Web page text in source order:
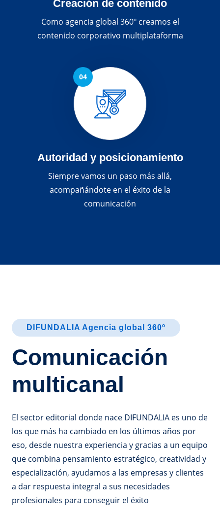
Creación de contenido
Como agencia global 360º creamos el
contenido corporativo multiplataforma
Autoridad y posicionamiento
Siempre vamos un paso más allá,
acompañándote en el éxito de la
comunicación
DIFUNDALIA Agencia global 360º
Comunicación
multicanal
El sector editorial donde nace DIFUNDALIA es uno de
los que más ha cambiado en los últimos años por
eso, desde nuestra experiencia y gracias a un equipo
que combina pensamiento estratégico, creatividad y
especialización, ayudamos a las empresas y clientes
a dar respuesta integral a sus necesidades
profesionales para conseguir el éxito